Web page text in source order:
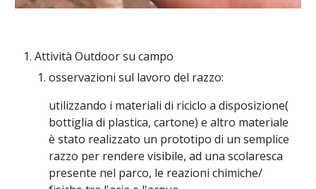
Attività Outdoor su campo
osservazioni sul lavoro del razzo:
utilizzando i materiali di riciclo a disposizione(
bottiglia di plastica, cartone) e altro materiale
è stato realizzato un prototipo di un semplice
razzo per rendere visibile, ad una scolaresca
presente nel parco, le reazioni chimiche/